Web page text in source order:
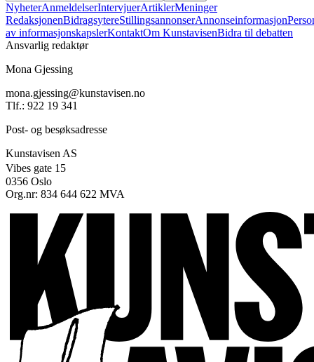
NyheterAnmeldelserIntervjuerArtiklerMeninger
RedaksjonenBidragsytereStillingsannonserAnnonseinformasjon
av informasjonskapslerKontaktOm KunstavisenBidra til debatten
Ansvarlig redaktør
Mona Gjessing
mona.gjessing@kunstavisen.no
Tlf.: 922 19 341
Post- og besøksadresse
Kunstavisen AS
Vibes gate 15
0356 Oslo
Org.nr: 834 644 622 MVA